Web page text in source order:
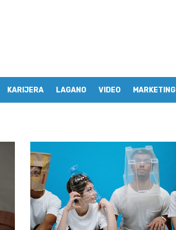
KARIJERA LAGANO VIDEO MARKETING